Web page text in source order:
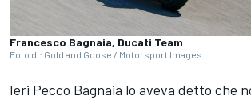
Francesco Bagnaia, Ducati Team
Foto di: Gold and Goose / Motorsport Images
Ieri Pecco Bagnaia lo aveva detto che